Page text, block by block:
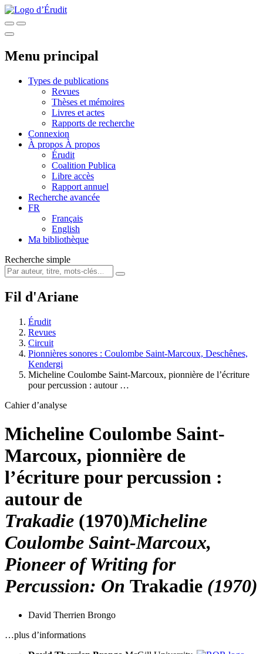
Menu principal
Types de publications
Revues
Thèses et mémoires
Livres et actes
Rapports de recherche
Connexion
À propos À propos
Érudit
Coalition Publica
Libre accès
Rapport annuel
Recherche avancée
FR
Français
English
Ma bibliothèque
Recherche simple
Fil d'Ariane
Érudit
Revues
Circuit
Pionnières sonores : Coulombe Saint-Marcoux, Deschênes,
Kendergi
Micheline Coulombe Saint-Marcoux, pionnière de l’écriture
pour percussion : autour …
Cahier d’analyse
Micheline Coulombe Saint-
Marcoux, pionnière de
l’écriture pour percussion :
autour de
Trakadie (1970)Micheline
Coulombe Saint-Marcoux,
Pioneer of Writing for
Percussion: On Trakadie (1970)
David Therrien Brongo
…plus d’informations